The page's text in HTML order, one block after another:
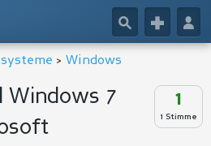
👤
+
🔎
>Windows
1
1 Stimme
Windows 7